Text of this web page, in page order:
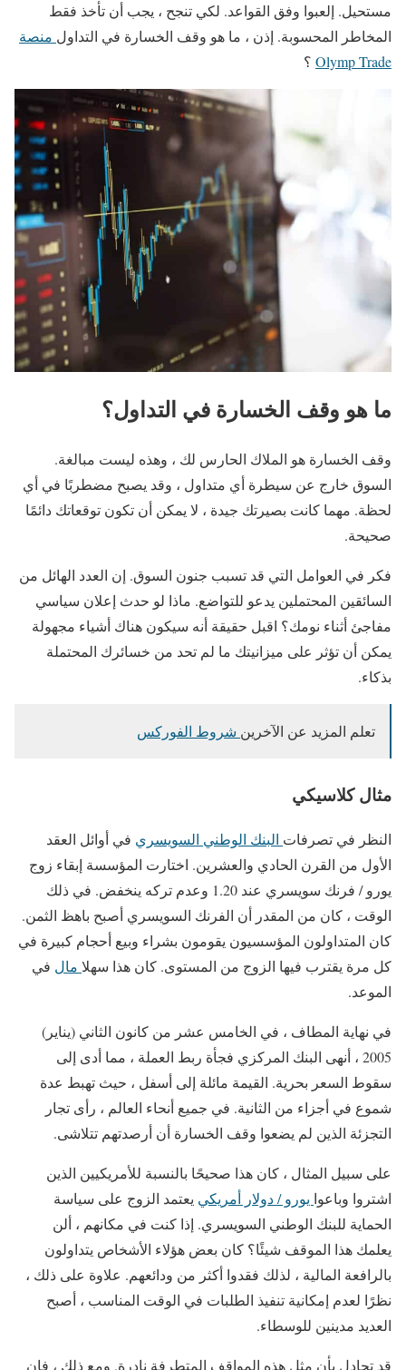
مستحيل. إلعبوا وفق القواعد. لكي تنجح ، يجب أن تأخذ فقط
المخاطر المحسوبة. إذن ، ما هو وقف الخسارة في التداول منصة
Olymp Trade ؟
ما هو وقف الخسارة في التداول؟
وقف الخسارة هو الملاك الحارس لك ، وهذه ليست مبالغة.
السوق خارج عن سيطرة أي متداول ، وقد يصبح مضطربًا في أي
لحظة. مهما كانت بصيرتك جيدة ، لا يمكن أن تكون توقعاتك دائمًا
صحيحة.
فكر في العوامل التي قد تسبب جنون السوق. إن العدد الهائل من
السائقين المحتملين يدعو للتواضع. ماذا لو حدث إعلان سياسي
مفاجئ أثناء نومك؟ اقبل حقيقة أنه سيكون هناك أشياء مجهولة
يمكن أن تؤثر على ميزانيتك ما لم تحد من خسائرك المحتملة
بذكاء.
تعلم المزيد عن الآخرين شروط الفوركس
مثال كلاسيكي
النظر في تصرفات البنك الوطني السويسري في أوائل العقد
الأول من القرن الحادي والعشرين. اختارت المؤسسة إبقاء زوج
يورو / فرنك سويسري عند 1.20 وعدم تركه ينخفض. في ذلك
الوقت ، كان من المقدر أن الفرنك السويسري أصبح باهظ الثمن.
كان المتداولون المؤسسيون يقومون بشراء وبيع أحجام كبيرة في
كل مرة يقترب فيها الزوج من المستوى. كان هذا سهلا مال في
الموعد.
في نهاية المطاف ، في الخامس عشر من كانون الثاني (يناير)
2005 ، أنهى البنك المركزي فجأة ربط العملة ، مما أدى إلى
سقوط السعر بحرية. القيمة مائلة إلى أسفل ، حيث تهبط عدة
شموع في أجزاء من الثانية. في جميع أنحاء العالم ، رأى تجار
التجزئة الذين لم يضعوا وقف الخسارة أن أرصدتهم تتلاشى.
على سبيل المثال ، كان هذا صحيحًا بالنسبة للأمريكيين الذين
اشتروا وباعوا يورو / دولار أمريكي يعتمد الزوج على سياسة
الحماية للبنك الوطني السويسري. إذا كنت في مكانهم ، ألن
يعلمك هذا الموقف شيئًا؟ كان بعض هؤلاء الأشخاص يتداولون
بالرافعة المالية ، لذلك فقدوا أكثر من ودائعهم. علاوة على ذلك ،
نظرًا لعدم إمكانية تنفيذ الطلبات في الوقت المناسب ، أصبح
العديد مدينين للوسطاء.
قد تجادل بأن مثل هذه المواقف المتطرفة نادرة. ومع ذلك ، فإن